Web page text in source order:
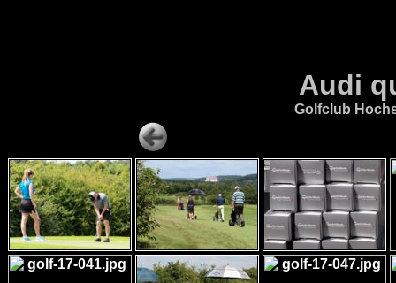
Audi
Golfclub